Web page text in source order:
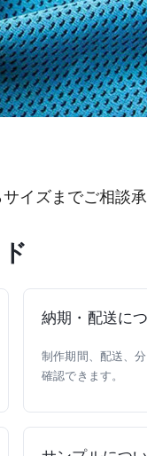
イズまでご相談
納期・配送に
制作期間、配送、
確認できます。